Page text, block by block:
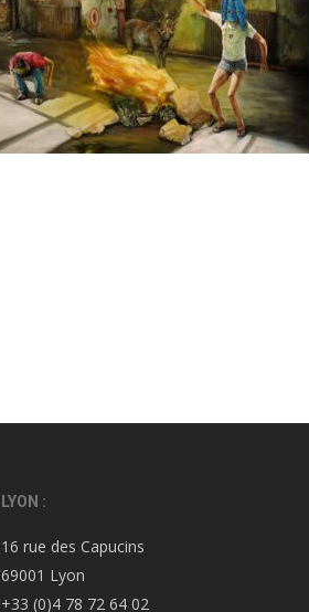
LYON :
16 rue des Capucins
69001 Lyon
+33 (0)4 78 72 64 02